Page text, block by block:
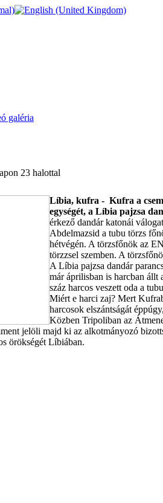
galéria
23 halottal
Líbia, kufra - Kufra a
egységét, a Líbia pajzsa
érkező dandár katonái
Abdelmazsid a tubu törzs
hétvégén. A törzsfőnök az
törzzsel szemben. A
A Líbia pajzsa dandár
már áprilisban is harcban állt
száz harcos veszett oda a
Miért e harci zaj? Mert
harcosok elszántságát
Közben Tripoliban az
jelöli majd ki az alkotmányozó
örökségét Líbiában.